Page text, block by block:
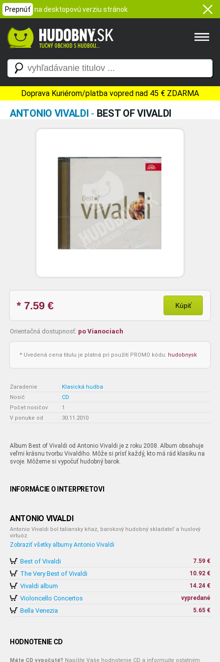
Prepnúť na desktopovú verziu stránok
Doprava Kuriérom/platba vopred nad 45 € ZDARMA
ANTONIO VIVALDI - BEST OF VIVALDI
* 7.59 € Kúpiť
Orientačná dostupnosť: po Vianociach
* Uvedená cena titulu je platná pri použití PROMO kódu: hudobnysk
Zaradenie : Klasická hudba
Nosič
: CD
Počet nosičov
: 1
V ponuke od
: 30.11.2010
Album Best of Vivaldi od Antonio Vivaldi je z roku 2008. Album obsahuje
veľmi krásnu tvorbu Vivaldiho. Môže si prísť každý, kto má rád klasiku na
svoje. Môžeme si vypočuť hudobný barok.
INFORMÁCIE O INTERPRETOVI
ANTONIO VIVALDI
Antonio Vivaldi bol taliansky kňaz, barokový hudobný skladateľ a huslový
virtuóz.
Zobraziť všetky albumy Antonio Vivaldi
Best of Vivaldi 7.59 €
The Very Best of Vivaldi 10.92 €
Vivaldi album 14.24 €
Violoncello Concertos vypredané
Bella Venezia 5.65 €
HODNOTENIE CD
Máte CD vypočuté? Napíšte Vaše hodnotenie CD a informujte ostatným